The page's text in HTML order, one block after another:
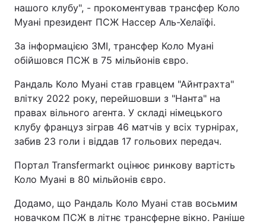
нашого клубу", - прокоментував трансфер Коло
Муані президент ПСЖ Нассер Аль-Хелаїфі.
За інформацією ЗМІ, трансфер Коло Муані
обійшовся ПСЖ в 75 мільйонів євро.
Рандаль Коло Муані став гравцем "Айнтрахта"
влітку 2022 року, перейшовши з "Нанта" на
правах вільного агента. У складі німецького
клубу француз зіграв 46 матчів у всіх турнірах,
забив 23 голи і віддав 17 гольових передач.
Портал Transfermarkt оцінює ринкову вартість
Коло Муані в 80 мільйонів євро.
Додамо, що Рандаль Коло Муані став восьмим
новачком ПСЖ в літнє трансферне вікно. Раніше